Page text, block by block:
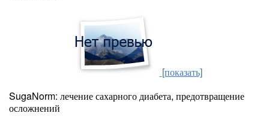
[показать]
SugaNorm: лечение сахарного диабета, предотвращение
осложнений